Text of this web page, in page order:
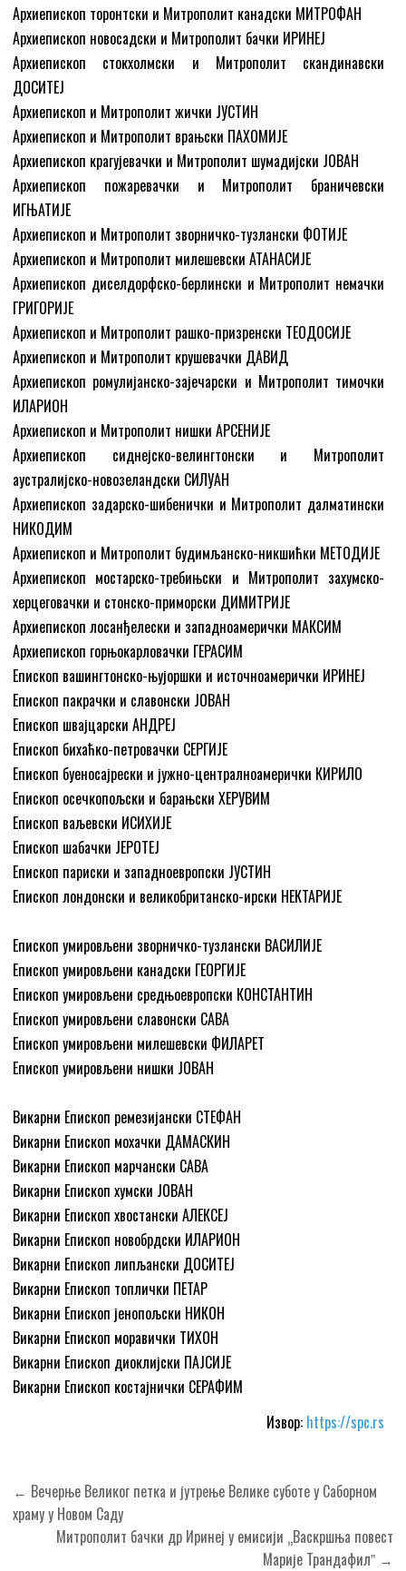
Архиепископ торонтски и Митрополит канадски МИТРОФАН
Архиепископ новосадски и Митрополит бачки ИРИНЕЈ
Архиепископ стокхолмски и Митрополит скандинавски
ДОСИТЕЈ
Архиепископ и Митрополит жички ЈУСТИН
Архиепископ и Митрополит врањски ПАХОМИЈЕ
Архиепископ крагујевачки и Митрополит шумадијски ЈОВАН
Архиепископ пожаревачки и Митрополит браничевски
ИГЊАТИЈЕ
Архиепископ и Митрополит зворничко-тузлански ФОТИЈЕ
Архиепископ и Митрополит милешевски АТАНАСИЈЕ
Архиепископ диселдорфско-берлински и Митрополит немачки
ГРИГОРИЈЕ
Архиепископ и Митрополит рашко-призренски ТЕОДОСИЈЕ
Архиепископ и Митрополит крушевачки ДАВИД
Архиепископ ромулијанско-зајечарски и Митрополит тимочки
ИЛАРИОН
Архиепископ и Митрополит нишки АРСЕНИЈЕ
Архиепископ сиднејско-велингтонски и Митрополит
аустралијско-новозеландски СИЛУАН
Архиепископ задарско-шибенички и Митрополит далматински
НИКОДИМ
Архиепископ и Митрополит будимљанско-никшићки МЕТОДИЈЕ
Архиепископ мостарско-требињски и Митрополит захумско-
херцеговачки и стонско-приморски ДИМИТРИЈЕ
Архиепископ лосанђелески и западноамерички МАКСИМ
Архиепископ горњокарловачки ГЕРАСИМ
Епископ вашингтонско-њујоршки и источноамерички ИРИНЕЈ
Епископ пакрачки и славонски ЈОВАН
Епископ швајцарски АНДРЕЈ
Епископ бихаћко-петровачки СЕРГИЈЕ
Епископ буеносајрески и јужно-централноамерички КИРИЛО
Епископ осечкопољски и барањски ХЕРУВИМ
Епископ ваљевски ИСИХИЈЕ
Епископ шабачки ЈЕРОТЕЈ
Епископ париски и западноевропски ЈУСТИН
Епископ лондонски и великобританско-ирски НЕКТАРИЈЕ
Епископ умировљени зворничко-тузлански ВАСИЛИЈЕ
Епископ умировљени канадски ГЕОРГИЈЕ
Епископ умировљени средњоевропски КОНСТАНТИН
Епископ умировљени славонски САВА
Епископ умировљени милешевски ФИЛАРЕТ
Епископ умировљени нишки ЈОВАН
Викарни Епископ ремезијански СТЕФАН
Викарни Епископ мохачки ДАМАСКИН
Викарни Епископ марчански САВА
Викарни Епископ хумски ЈОВАН
Викарни Епископ хвостански АЛЕКСЕЈ
Викарни Епископ новобрдски ИЛАРИОН
Викарни Епископ липљански ДОСИТЕЈ
Викарни Епископ топлички ПЕТАР
Викарни Епископ јенопољски НИКОН
Викарни Епископ моравички ТИХОН
Викарни Епископ диоклијски ПАЈСИЈЕ
Викарни Епископ костајнички СЕРАФИМ
Извор: https://spc.rs
Кретање
чланка
← Вечерње Великог петка и јутрење Велике суботе у Саборном
храму у Новом Саду
Митрополит бачки др Иринеј у емисији „Васкршња повест
Марије Трандафилˮ →